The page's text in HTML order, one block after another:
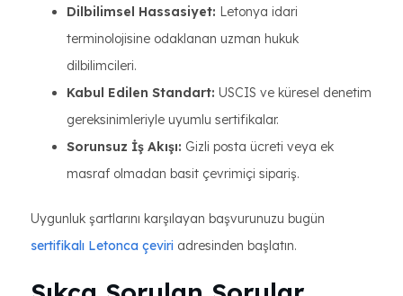
Dilbilimsel Hassasiyet: Letonya idari
terminolojisine odaklanan uzman hukuk
dilbilimcileri.
Kabul Edilen Standart: USCIS ve küresel denetim
gereksinimleriyle uyumlu sertifikalar.
Sorunsuz İş Akışı: Gizli posta ücreti veya ek
masraf olmadan basit çevrimiçi sipariş.
Uygunluk şartlarını karşılayan başvurunuzu bugün
sertifikalı Letonca çeviri adresinden başlatın.